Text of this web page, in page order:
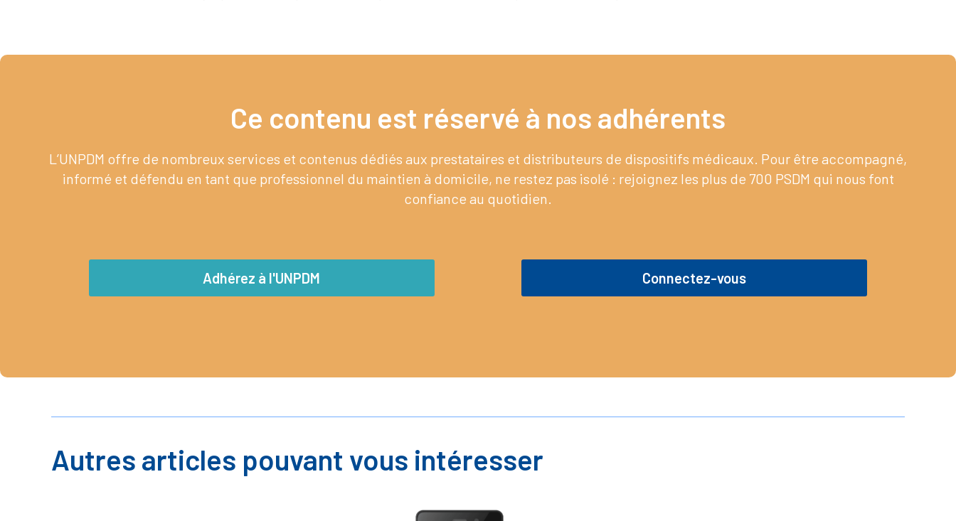
Ce contenu est réservé à nos adhérents​
L’UNPDM offre de nombreux services et contenus dédiés aux prestataires et distributeurs de dispositifs médicaux. Pour être accompagné,
informé et défendu en tant que professionnel du maintien à domicile, ne restez pas isolé : rejoignez les plus de 700 PSDM qui nous font
confiance au quotidien.
Adhérez à l'UNPDM Connectez-vous
Autres articles pouvant vous intéresser